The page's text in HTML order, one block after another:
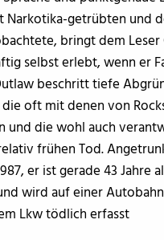
Narkotika-getrübten und
bringt dem Leser
selbst erlebt, wenn er
beschritt tiefe
die oft mit denen von
und die wohl auch
frühen Tod.
er ist gerade 43 Jahre
wird auf einer
Lkw tödlich erfasst